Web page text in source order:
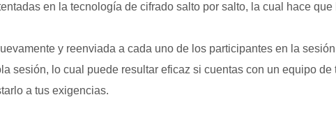
en la tecnología de cifrado salto por salto, la cual hace
y reenviada a cada uno de los participantes en la
sesión, lo cual puede resultar eficaz si cuentas con un equipo de
a tus exigencias.